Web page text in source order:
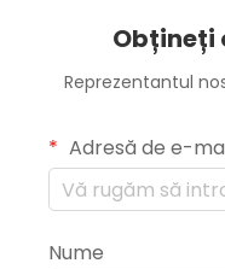
Obțineți
Reprezentantul
Adresă de e-
Nume